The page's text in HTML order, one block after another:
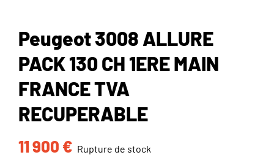
Peugeot 3008 ALLURE
PACK 130 CH 1ERE MAIN
FRANCE TVA
RECUPERABLE
11 900 € Rupture de stock